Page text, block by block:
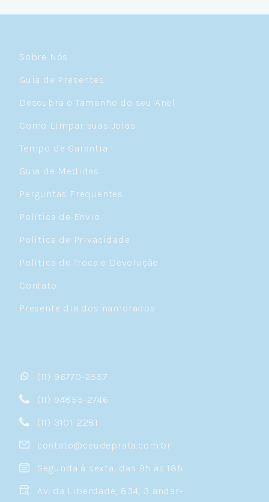
Sobre Nós
Guia de Presentes
Descubra o Tamanho do seu Anel
Como Limpar suas Joias
Tempo de Garantia
Guia de Medidas
Perguntas Frequentes
Política de Envio
Política de Privacidade
Política de Troca e Devolução
Contato
Presente dia dos namorados
(11) 96770-2557
(11) 94855-2746
(11) 3101-2281
contato@ceudeprata.com.br
Segunda à sexta, das 9h às 18h
Av. da Liberdade, 834, 3 andar-